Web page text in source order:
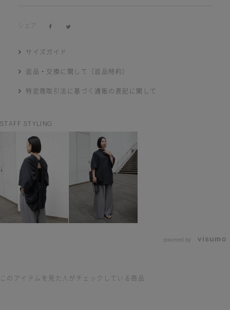
シェア
サイズガイド
返品・交換に関して（返品特約）
特定商取引法に基づく通販の表記に関して
STAFF STYLING
powered by
このアイテムを見た人がチェックしている商品